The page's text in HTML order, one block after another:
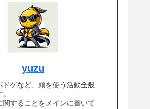
yuzu
ドゲなど、頭を使う活動全般
関することをメインに書いて